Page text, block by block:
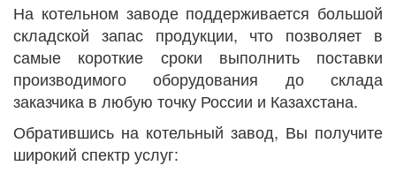
На котельном заводе поддерживается большой
складской запас продукции, что позволяет в
самые короткие сроки выполнить поставки
производимого оборудования до склада
заказчика в любую точку России и Казахстана.
Обратившись на котельный завод, Вы получите
широкий спектр услуг: